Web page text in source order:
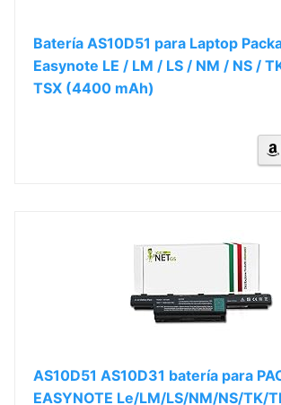
Batería AS10D51 para Laptop
Easynote LE / LM / LS / NM / NS /
TSX (4400 mAh)
AS10D51 AS10D31 batería para
EASYNOTE Le/LM/LS/NM/NS/TK/